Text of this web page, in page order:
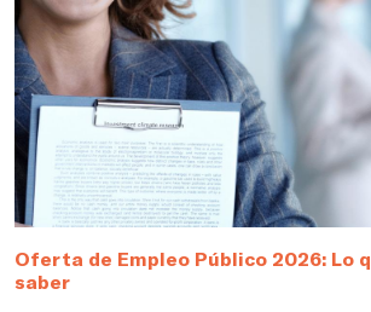
Oferta de Empleo Público 2026: Lo
saber